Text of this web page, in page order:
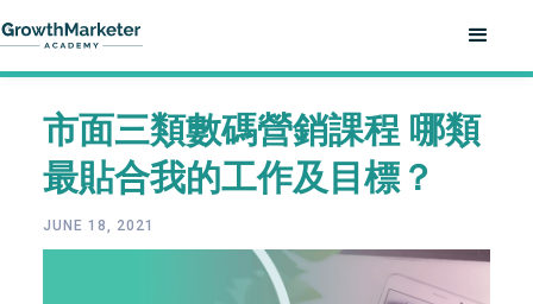
市面三類數碼營銷課程 哪類
最貼合我的工作及目標？
JUNE 18, 2021